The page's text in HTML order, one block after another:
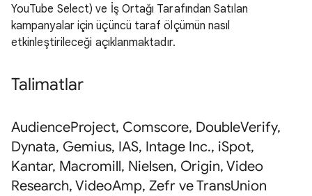
YouTube Select) ve İş Ortağı Tarafından Satılan
kampanyalar için üçüncü taraf ölçümün nasıl
etkinleştirileceği açıklanmaktadır.
Talimatlar
AudienceProject, Comscore, DoubleVerify,
Dynata, Gemius, IAS, Intage Inc., iSpot,
Kantar, Macromill, Nielsen, Origin, Video
Research, VideoAmp, Zefr ve TransUnion